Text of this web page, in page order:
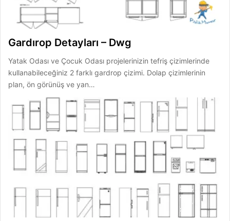
Gardırop Detayları – Dwg
Yatak Odası ve Çocuk Odası projelerinizin tefriş çizimlerinde
kullanabileceğiniz 2 farklı gardrop çizimi. Dolap çizimlerinin
plan, ön görünüş ve yan…